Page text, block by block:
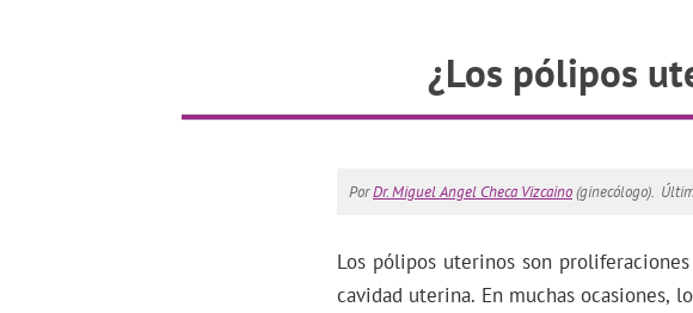
¿Los pólipos
PorDr. Miguel Angel Checa Vizcaino(ginecólogo).
Los pólipos uterinos son
cavidad uterina. En muchas ocasiones,